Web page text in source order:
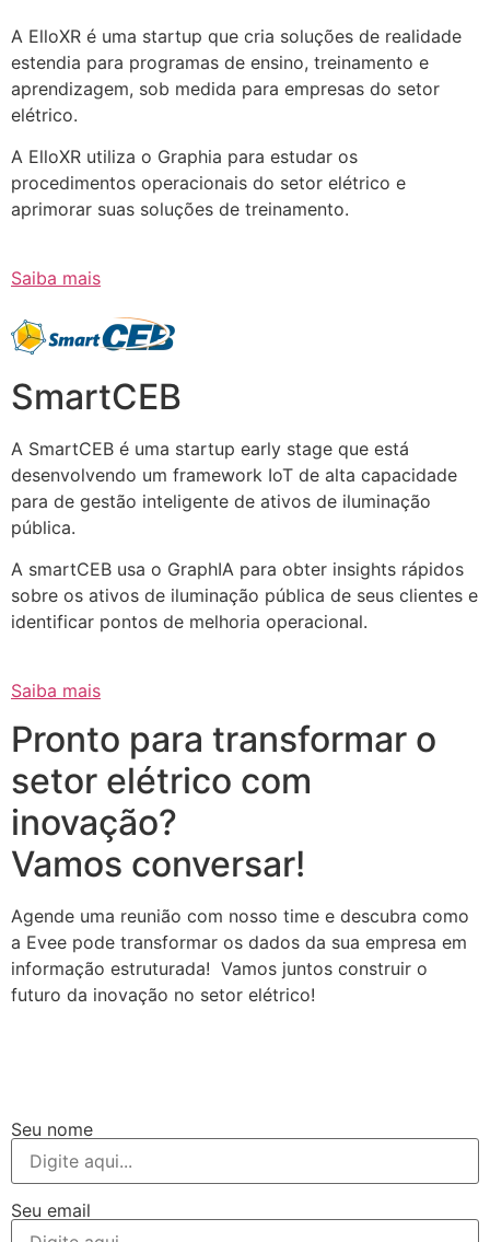
A ElloXR é uma startup que cria soluções de realidade
estendia para programas de ensino, treinamento e
aprendizagem, sob medida para empresas do setor
elétrico.
A ElloXR utiliza o Graphia para estudar os
procedimentos operacionais do setor elétrico e
aprimorar suas soluções de treinamento.
Saiba mais
SmartCEB
A SmartCEB é uma startup early stage que está
desenvolvendo um framework IoT de alta capacidade
para de gestão inteligente de ativos de iluminação
pública.
A smartCEB usa o GraphIA para obter insights rápidos
sobre os ativos de iluminação pública de seus clientes e
identificar pontos de melhoria operacional.
Saiba mais
Pronto para transformar o
setor elétrico com
inovação?
Vamos conversar!
Agende uma reunião com nosso time e descubra como
a Evee pode transformar os dados da sua empresa em
informação estruturada! Vamos juntos construir o
futuro da inovação no setor elétrico!
Seu nome
Seu email